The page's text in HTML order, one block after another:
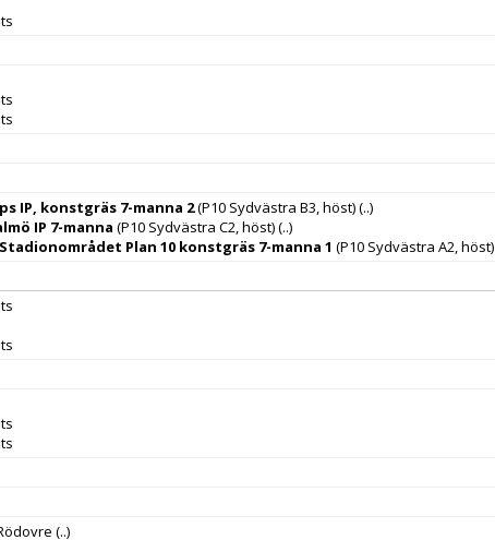
IP, konstgräs 7-manna 2(P10 Sydvästra B3, höst)(..)
IP 7-manna (P10 Sydvästra C2, höst)(..)
Plan 10 konstgräs 7-manna 1 (P10 Sydvästra A2, höst)
(..)